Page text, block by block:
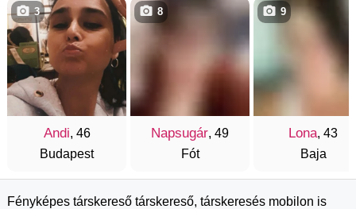
Andi, 46
Budapest
3
Napsugár, 49
Fót
8
Lona, 43
Baja
9
Fényképes társkereső társkereső, társkeresés mobilon is